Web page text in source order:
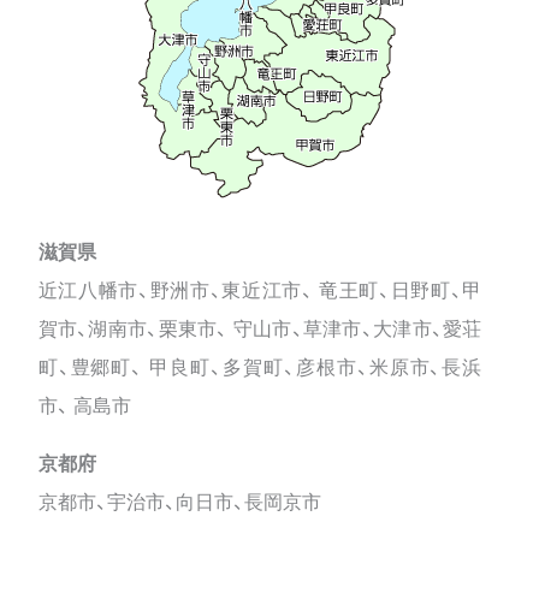
滋賀県
近江八幡市、野洲市、東近江市、 竜王町、日野町、甲
賀市、湖南市、栗東市、 守山市、草津市、大津市、愛荘
町、豊郷町、 甲良町、多賀町、彦根市、米原市、長浜
市、 高島市
京都府
京都市、宇治市、向日市、長岡京市